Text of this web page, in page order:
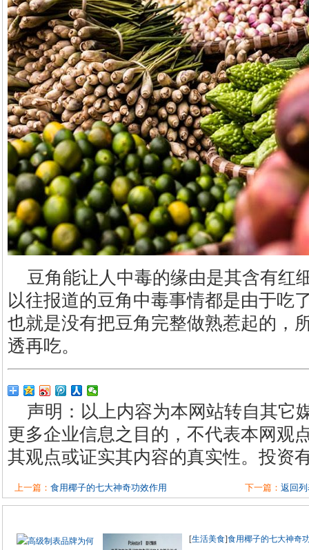
豆角能让人中毒的缘由是其含有红
以往报道的豆角中毒事情都是由于吃
也就是没有把豆角完整做熟惹起的，
透再吃。
声明：以上内容为本网站转自其它
更多企业信息之目的，不代表本网观
其观点或证实其内容的真实性。投资
上一篇： 食用椰子的七大神奇功效作用 下一篇： 返回
[生活美食]食用椰子的七大神奇